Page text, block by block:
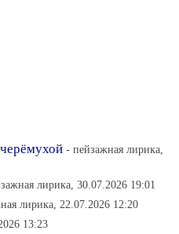
- пейзажная лирика,
лирика, 30.07.2026 19:01
лирика, 22.07.2026 12:20
13:23